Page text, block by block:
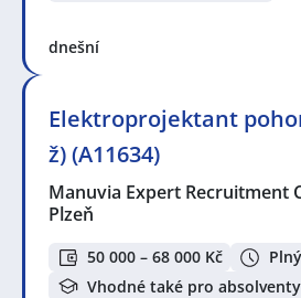
dnešní
Elektroprojektant
ž) (A11634)
Manuvia Expert Recruitment
Plzeň
50 000 – 68 000 Kč
Vhodné také pro absolventy